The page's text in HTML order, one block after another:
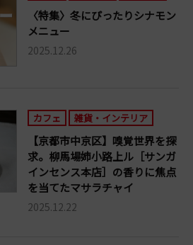
〈特集〉冬にぴったりシナモン
メニュー
2025.12.26
カフェ 雑貨・インテリア
【京都市中京区】嗅覚世界を探
求。柳馬場姉小路上ル［サンガ
インセンス本店］の香りに焦点
を当てたマサラチャイ
2025.12.22